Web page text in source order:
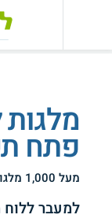
פתח
מעל 1,000 מלגות, לא תמצא/י אחת בשבילך?
למעבר